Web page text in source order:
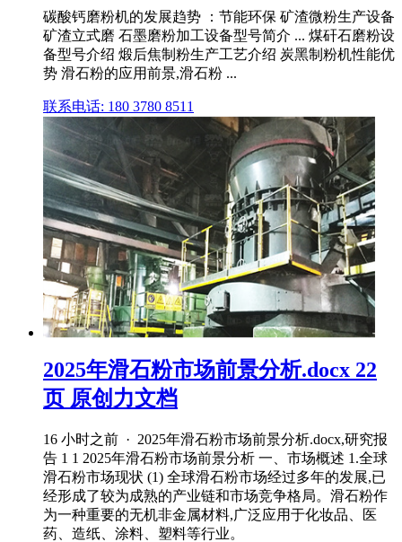
碳酸钙磨粉机的发展趋势 ：节能环保 矿渣微粉生产设备
矿渣立式磨 石墨磨粉加工设备型号简介 ... 煤矸石磨粉设
备型号介绍 煅后焦制粉生产工艺介绍 炭黑制粉机性能优
势 滑石粉的应用前景,滑石粉 ...
联系电话: 180 3780 8511
2025年滑石粉市场前景分析.docx 22
页 原创力文档
16 小时之前 · 2025年滑石粉市场前景分析.docx,研究报
告 1 1 2025年滑石粉市场前景分析 一、市场概述 1.全球
滑石粉市场现状 (1) 全球滑石粉市场经过多年的发展,已
经形成了较为成熟的产业链和市场竞争格局。滑石粉作
为一种重要的无机非金属材料,广泛应用于化妆品、医
药、造纸、涂料、塑料等行业。